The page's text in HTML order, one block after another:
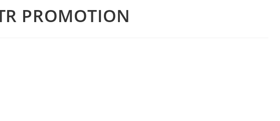
PROMOTION